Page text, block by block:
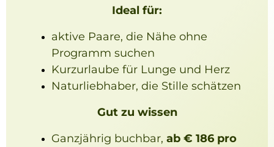
Ideal für:
aktive Paare, die Nähe ohne
Programm suchen
Kurzurlaube für Lunge und Herz
Naturliebhaber, die Stille schätzen
Gut zu wissen
Ganzjährig buchbar, ab € 186 pro